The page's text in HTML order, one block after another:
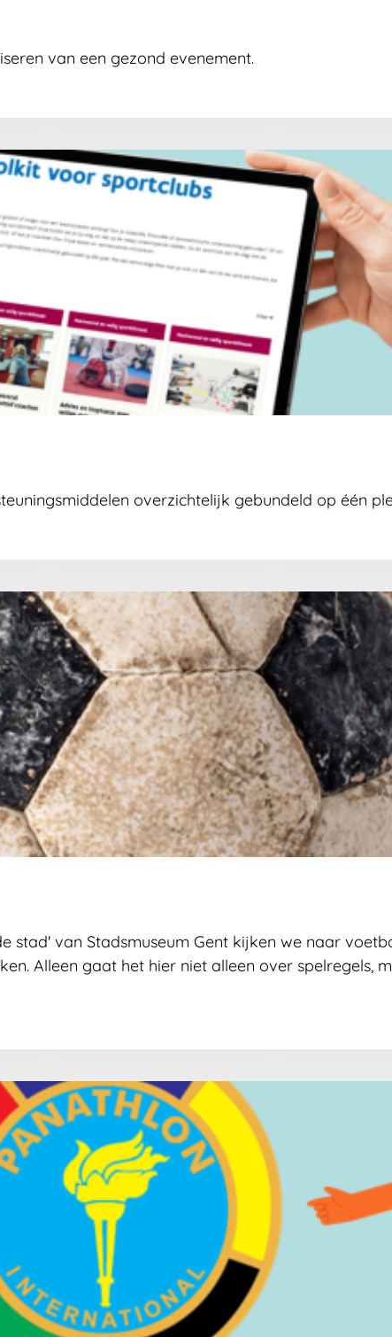
van een gezond evenement.
overzichtelijk gebundeld op één
stad' van Stadsmuseum Gent kijken we naar
Alleen gaat het hier niet alleen over spelregels,